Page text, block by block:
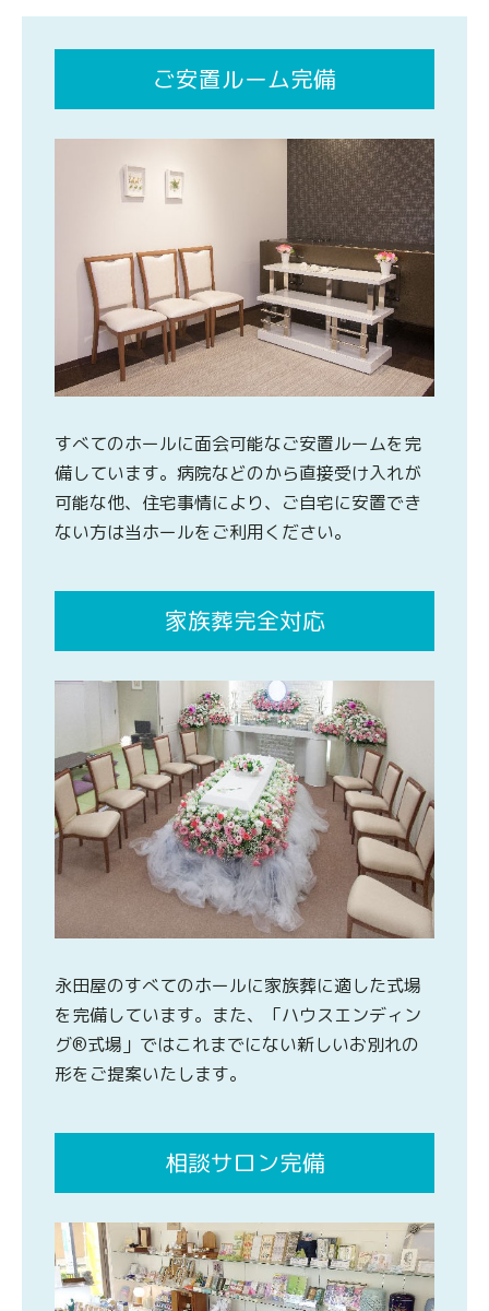
ご安置ルーム完備
すべてのホールに面会可能なご安置ルームを完
備しています。病院などのから直接受け入れが
可能な他、住宅事情により、ご自宅に安置でき
ない方は当ホールをご利用ください。
家族葬完全対応
永田屋のすべてのホールに家族葬に適した式場
を完備しています。また、「ハウスエンディン
グ®式場」ではこれまでにない新しいお別れの
形をご提案いたします。
相談サロン完備